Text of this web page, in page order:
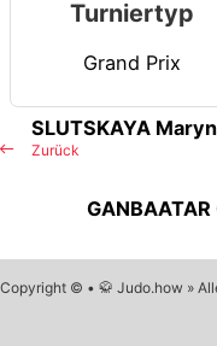
Turniertyp
Grand Prix
Zurück
SLUTSKAYA
Copyright © • 🥋 Judo.how »